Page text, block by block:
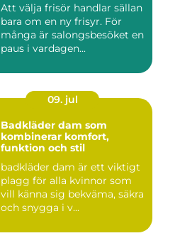
Att välja frisör handlar sällan
bara om en ny frisyr. För
många är salongsbesöket en
paus i vardagen...
09. jul
Badkläder dam som
kombinerar komfort,
funktion och stil
badkläder dam är ett viktigt
plagg för alla kvinnor som
vill känna sig bekväma, säkra
och snygga i v...